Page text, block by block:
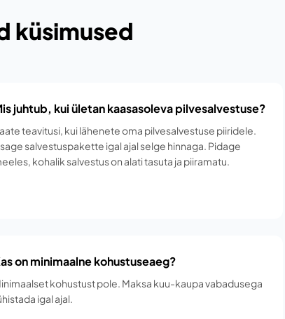
küsimused
juhtub, kui ületan kaasasoleva pilvesalvestuse?
teavitusi, kui lähenete oma pilvesalvestuse piiridele.
salvestuspakette igal ajal selge hinnaga. Pidage
kohalik salvestus on alati tasuta ja piiramatu.
on minimaalne kohustuseaeg?
kohustust pole. Maksa kuu-kaupa vabadusega
igal ajal.